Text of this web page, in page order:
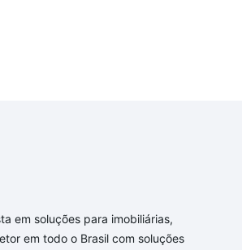
em soluções para imobiliárias,
em todo o Brasil com soluções